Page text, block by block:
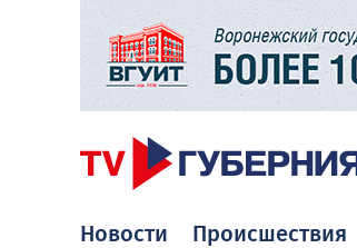
Новости Происшествия